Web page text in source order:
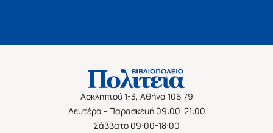
Ασκληπιού 1-3, Αθήνα 106 79
Δευτέρα - Παρασκευή 09:00-21:00
Σάββατο 09:00-18:00